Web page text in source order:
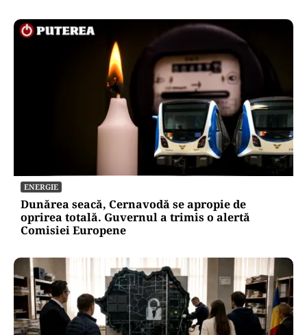
ENERGIE
Dunărea seacă, Cernavodă se apropie de
oprirea totală. Guvernul a trimis o alertă
Comisiei Europene